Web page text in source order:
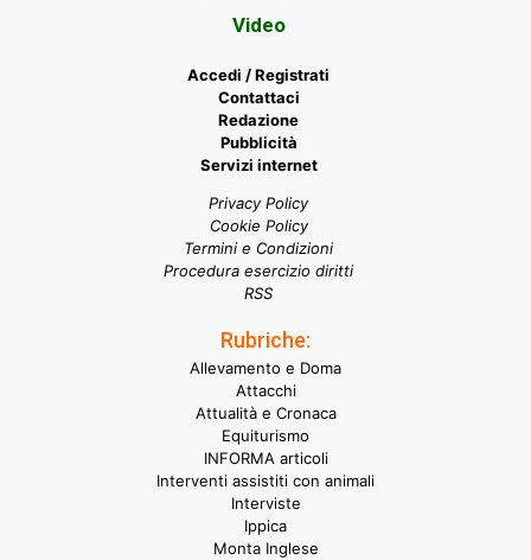
Video
Accedi / Registrati
Contattaci
Redazione
Pubblicità
Servizi internet
Privacy Policy
Cookie Policy
Termini e Condizioni
Procedura esercizio diritti
RSS
Rubriche:
Allevamento e Doma
Attacchi
Attualità e Cronaca
Equiturismo
INFORMA articoli
Interventi assistiti con animali
Interviste
Ippica
Monta Inglese